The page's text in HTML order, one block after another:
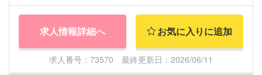
求人情報詳細へ お気に入りに追加
求人番号：73570 最終更新日：2026/06/11